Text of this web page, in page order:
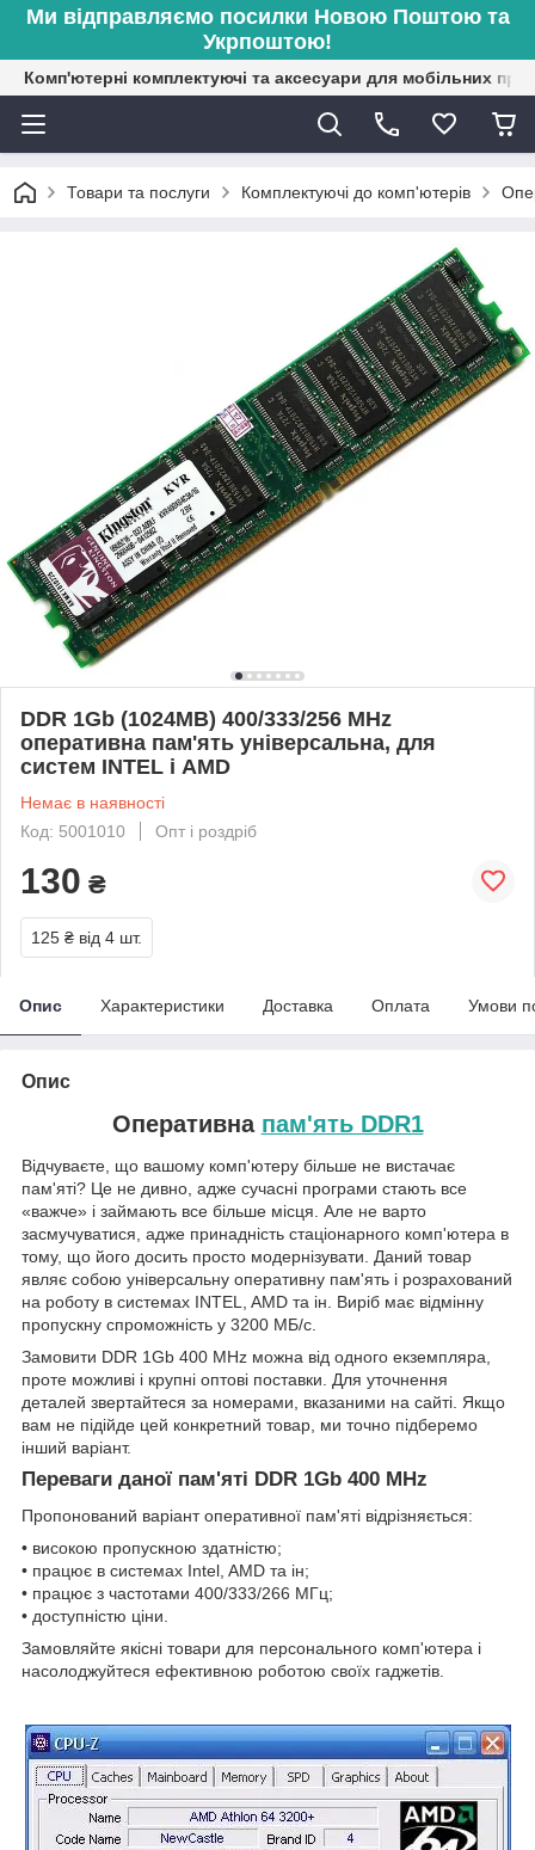
Ми відправляємо посилки Новою Поштою та
Укрпоштою!
Комп'ютерні комплектуючі та аксесуари для мобільних
Товари та послуги Комплектуючі до комп'ютерів
DDR 1Gb (1024MB) 400/333/256 MHz
оперативна пам'ять універсальна, для
систем INTEL і AMD
Немає в наявності
Код: 5001010
Опт і роздріб
130 ₴
125 ₴ від 4 шт.
Опис Характеристики Доставка Оплата Умови
Опис
Оперативна пам'ять DDR1
Відчуваєте, що вашому комп'ютеру більше не вистачає
пам'яті? Це не дивно, адже сучасні програми стають все
«важче» і займають все більше місця. Але не варто
засмучуватися, адже принадність стаціонарного комп'ютера в
тому, що його досить просто модернізувати. Даний товар
являє собою універсальну оперативну пам'ять і розрахований
на роботу в системах INTEL, AMD та ін. Виріб має відмінну
пропускну спроможність у 3200 МБ/с.
Замовити DDR 1Gb 400 MHz можна від одного екземпляра,
проте можливі і крупні оптові поставки. Для уточнення
деталей звертайтеся за номерами, вказаними на сайті. Якщо
вам не підійде цей конкретний товар, ми точно підберемо
інший варіант.
Переваги даної пам'яті DDR 1Gb 400 MHz
Пропонований варіант оперативної пам'яті відрізняється:
• високою пропускною здатністю;
• працює в системах Intel, AMD та ін;
• працює з частотами 400/333/266 МГц;
• доступністю ціни.
Замовляйте якісні товари для персонального комп'ютера і
насолоджуйтеся ефективною роботою своїх гаджетів.